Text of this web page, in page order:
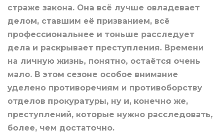
страже закона. Она всё лучше овладевает
делом, ставшим её призванием, всё
профессиональнее и тоньше расследует
дела и раскрывает преступления. Времени
на личную жизнь, понятно, остаётся очень
мало. В этом сезоне особое внимание
уделено противоречиям и противоборству
отделов прокуратуры, ну и, конечно же,
преступлений, которые нужно расследовать,
более, чем достаточно.